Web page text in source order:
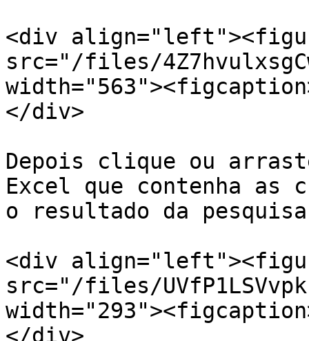
<div
src="/files/
</div>
Depois clique ou
Excel que contenha as
o resultado da
<div
src="/files/
</div>